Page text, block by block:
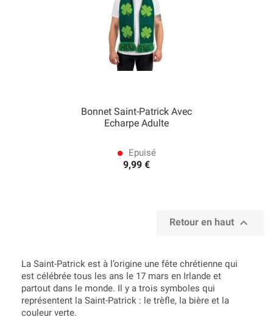
Bonnet Saint-Patrick Avec
Echarpe Adulte
lens Epuisé
9,99 €
Retour en haut 
La Saint-Patrick est à l’origine une fête chrétienne qui
est célébrée tous les ans le 17 mars en Irlande et
partout dans le monde. Il y a trois symboles qui
représentent la Saint-Patrick : le trèfle, la bière et la
couleur verte.